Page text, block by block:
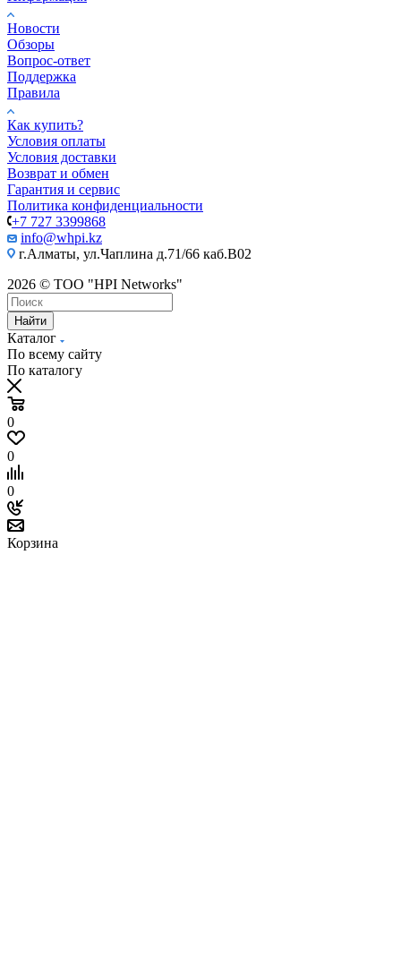
Новости
Обзоры
Вопрос-ответ
Поддержка
Правила
Как купить?
Условия оплаты
Условия доставки
Возврат и обмен
Гарантия и сервис
Политика конфиденциальности
+7 727 3399868
info@whpi.kz
г.Алматы, ул.Чаплина д.71/66 каб.B02
2026 © ТОО "HPI Networks"
Найти
Каталог
По всему сайту
По каталогу
0
0
0
Корзина